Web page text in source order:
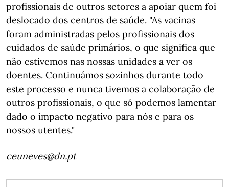
profissionais de outros setores a apoiar quem foi
deslocado dos centros de saúde. "As vacinas
foram administradas pelos profissionais dos
cuidados de saúde primários, o que significa que
não estivemos nas nossas unidades a ver os
doentes. Continuámos sozinhos durante todo
este processo e nunca tivemos a colaboração de
outros profissionais, o que só podemos lamentar
dado o impacto negativo para nós e para os
nossos utentes."
ceuneves@dn.pt